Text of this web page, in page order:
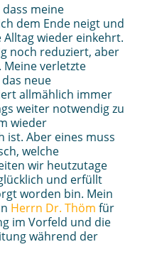
meine
dem Ende neigt und
wieder einkehrt.
noch reduziert, aber
verletzte
neue
allmählich immer
weiter notwendig zu
wieder
ist. Aber eines muss
welche
wir heutzutage
und erfüllt
worden bin. Mein
Herrn Dr. Thöm für
im Vorfeld und die
während der